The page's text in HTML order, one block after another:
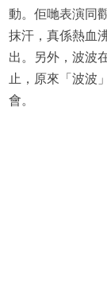
動。佢哋表演同
抹汗，真係熱血
出。另外，波波
止，原來「波波
會。